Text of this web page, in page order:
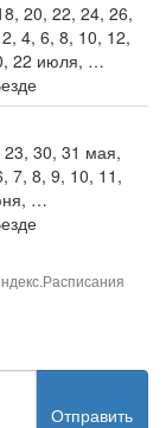
20, 22, 24, 26,
4, 6, 8, 10, 12,
22 июля, …
30, 31 мая,
7, 8, 9, 10, 11,
…
Отправить